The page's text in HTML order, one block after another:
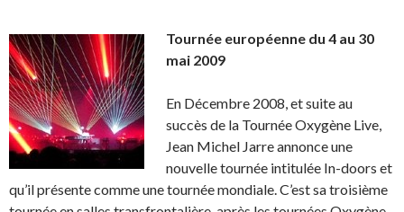
Tournée européenne du 4 au 30
mai 2009
En Décembre 2008, et suite au
succès de la Tournée Oxygène Live,
Jean Michel Jarre annonce une
nouvelle tournée intitulée In-doors et
qu’il présente comme une tournée mondiale. C’est sa troisième